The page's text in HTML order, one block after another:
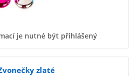
je nutné být přihlášený
zlaté